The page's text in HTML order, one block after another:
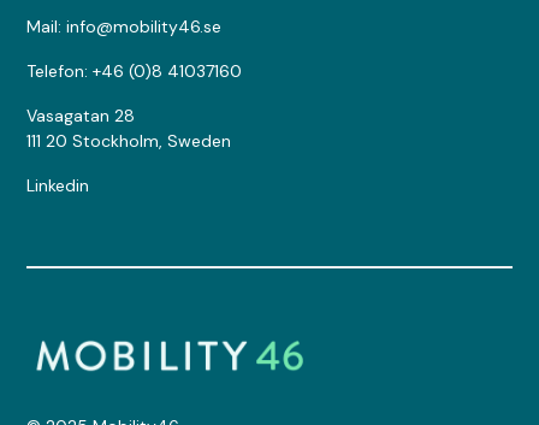
Mail: info@mobility46.se
Telefon: +46 (0)8 41037160
Vasagatan 28
111 20 Stockholm, Sweden
Linkedin